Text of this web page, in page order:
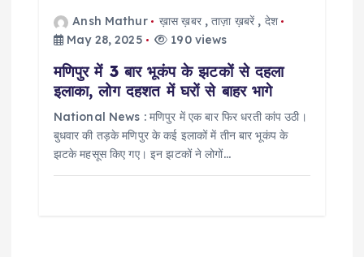
Ansh Mathur ख़ास ख़बर,ताज़ा ख़बरें , देश
May 28, 2025
190 views
मणिपुर में 3 बार भूकंप के झटकों से दहला
इलाका, लोग दहशत में घरों से बाहर भागे
National News : मणिपुर में एक बार फिर धरती कांप उठी।
बुधवार की तड़के मणिपुर के कई इलाकों में तीन बार भूकंप के
झटके महसूस किए गए। इन झटकों ने लोगों…